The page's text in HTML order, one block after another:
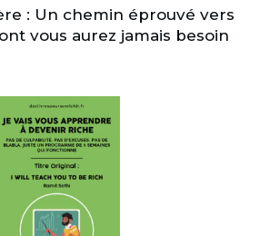
: Un chemin éprouvé vers
vous aurez jamais besoin